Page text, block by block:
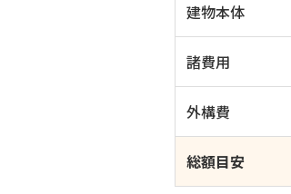
建物本体
諸費用
外構費
総額目安